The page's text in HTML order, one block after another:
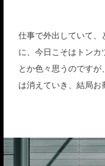
仕事で外出していて、
に、今日こそはトンカ
とか色々思うのです
は消えていき、結局
contact
reservation